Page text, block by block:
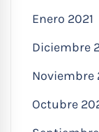
Enero 2021
Diciembre
Noviembre
Octubre